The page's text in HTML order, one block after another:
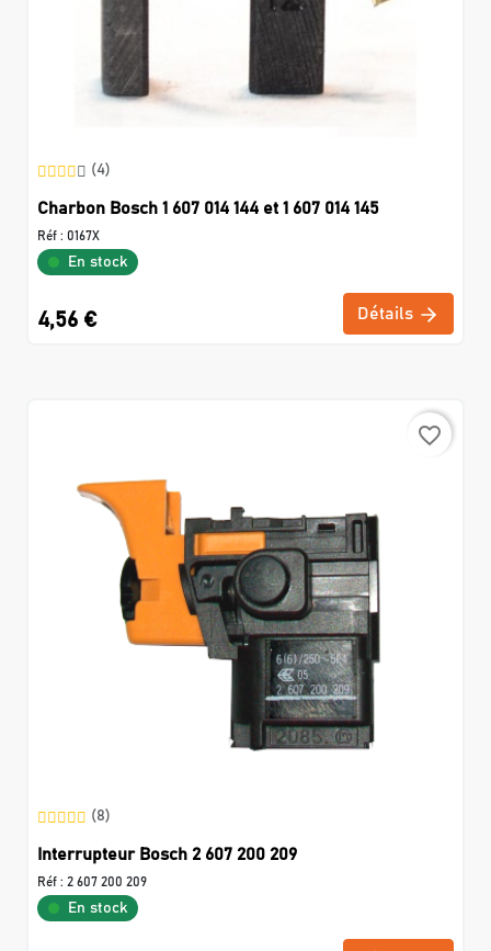
(4)
Charbon Bosch 1 607 014 144 et 1 607 014 145
Réf : 0167X
En stock
4,56 € Détails
favorite_border
(8)
Interrupteur Bosch 2 607 200 209
Réf : 2 607 200 209
En stock